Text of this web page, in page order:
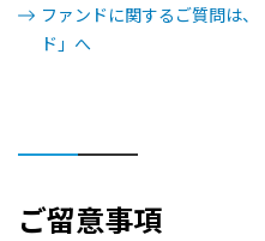
ファンドに関するご質問は
ド」へ
ご留意事項